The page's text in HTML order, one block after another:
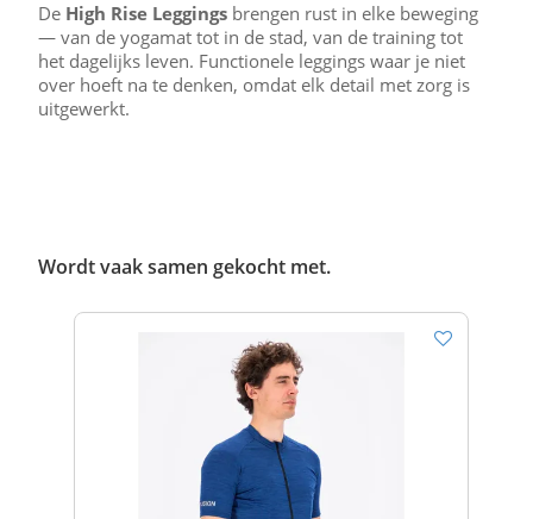
De High Rise Leggings brengen rust in elke beweging
— van de yogamat tot in de stad, van de training tot
het dagelijks leven. Functionele leggings waar je niet
over hoeft na te denken, omdat elk detail met zorg is
uitgewerkt.
Wordt vaak samen gekocht met.